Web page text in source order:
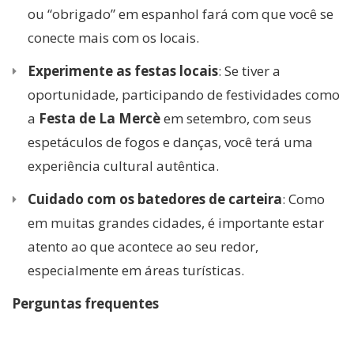
ou “obrigado” em espanhol fará com que você se
conecte mais com os locais.
Experimente as festas locais: Se tiver a
oportunidade, participando de festividades como
a Festa de La Mercèem setembro, com seus
espetáculos de fogos e danças, você terá uma
experiência cultural autêntica.
Cuidado com os batedores de carteira: Como
em muitas grandes cidades, é importante estar
atento ao que acontece ao seu redor,
especialmente em áreas turísticas.
Perguntas frequentes